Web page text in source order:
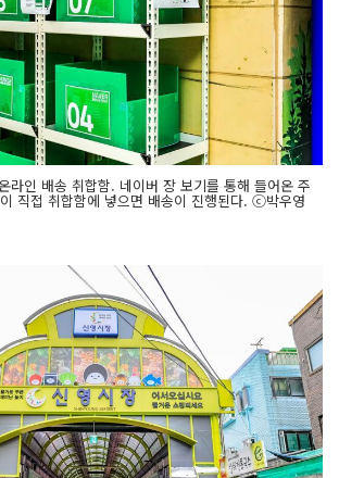
라인 배송 취합함. 네이버 장 보기를 통해 들어온 주
직접 취합함에 넣으면 배송이 진행된다. ⓒ박우영